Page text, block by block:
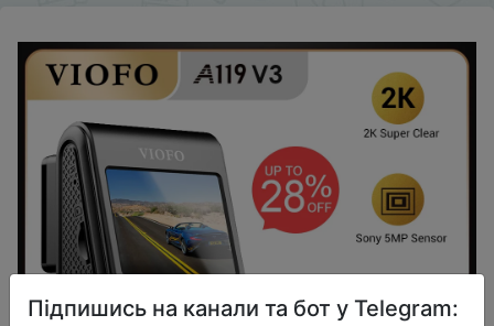
Підпишись на канали та бот у Telegram: